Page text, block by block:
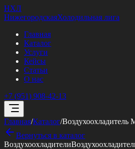
НХЛ
НижегородскаяХолодильная лига
Главная
Каталог
Услуги
Кейсы
Статьи
О нас
+7 (951) 908-42-13
Главная/Каталог/Воздухоохладитель
Вернуться в каталог
Воздухоохладители